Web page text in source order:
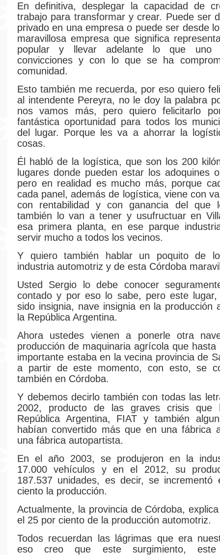
En definitiva, desplegar la capacidad de
trabajo para transformar y crear. Puede ser
privado en una empresa o puede ser desde
maravillosa empresa que significa
popular y llevar adelante lo que uno
convicciones y con lo que se ha
comunidad.
Esto también me recuerda, por eso quiero
al intendente Pereyra, no le doy la palabra
nos vamos más, pero quiero felicitarlo
fantástica oportunidad para todos los
del lugar. Porque les va a ahorrar la
cosas.
Él habló de la logística, que son los 200
lugares donde pueden estar los adoquines
pero en realidad es mucho más, porque
cada panel, además de logística, viene con
con rentabilidad y con ganancia del que
también lo van a tener y usufructuar en
esa primera planta, en ese parque
servir mucho a todos los vecinos.
Y quiero también hablar un poquito de
industria automotriz y de esta Córdoba
Usted Sergio lo debe conocer
contado y por eso lo sabe, pero este lugar,
sido insignia, nave insignia en la producción
la República Argentina.
Ahora ustedes vienen a ponerle otra
producción de maquinaria agrícola que
importante estaba en la vecina provincia de
a partir de este momento, con esto, se
también en Córdoba.
Y debemos decirlo también con todas las
2002, producto de las graves crisis que
República Argentina, FIAT y también
habían convertido más que en una fábrica
una fábrica autopartista.
En el año 2003, se produjeron en la
17.000 vehículos y en el 2012, su
187.537 unidades, es decir, se incrementó
ciento la producción.
Actualmente, la provincia de Córdoba,
el 25 por ciento de la producción automotriz.
Todos recuerdan las lágrimas que era
eso creo que este surgimiento, este